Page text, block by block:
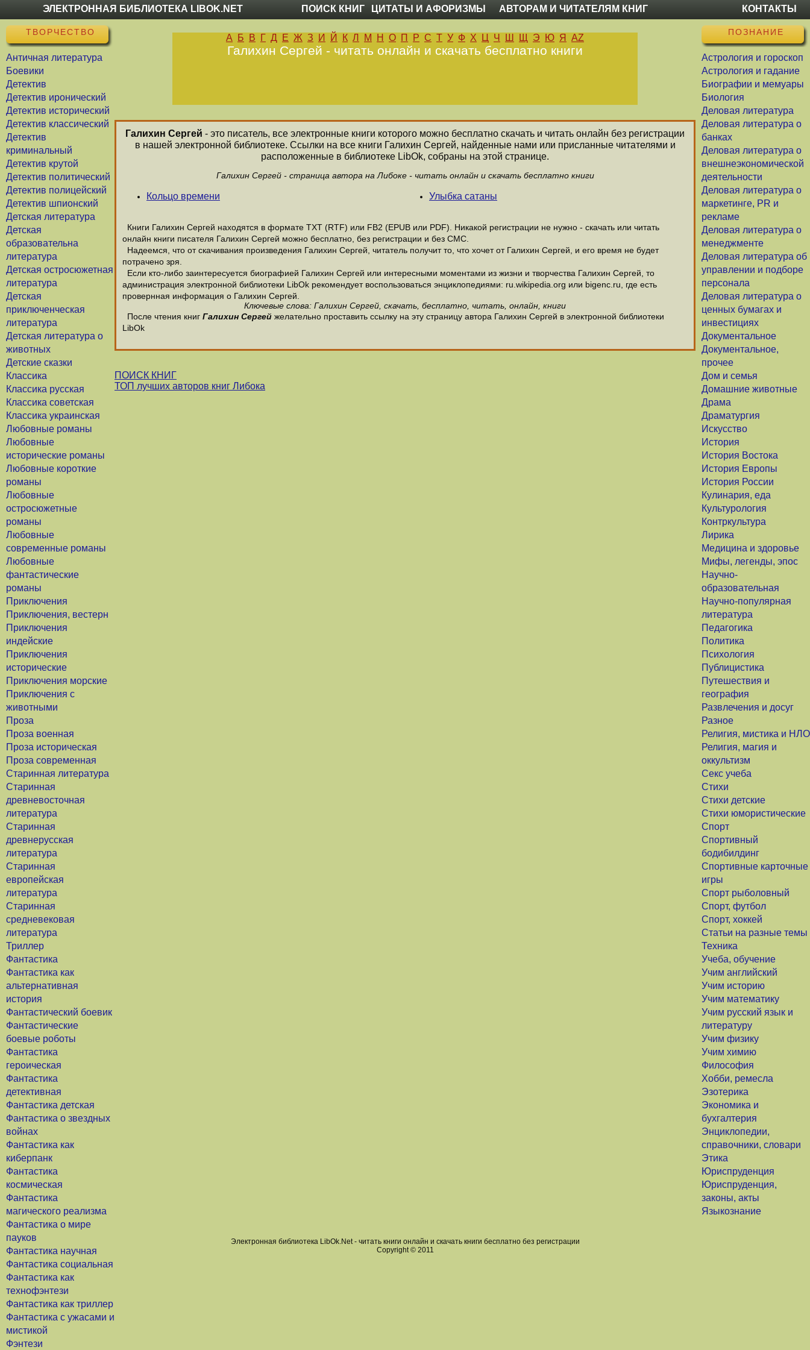
ЭЛЕКТРОННАЯ БИБЛИОТЕКА LIBOK.NET ПОИСК КНИГ ЦИТАТЫ И АФОРИЗМЫ АВТОРАМ И ЧИТАТЕЛЯМ КНИГ КОНТАКТЫ
ТВОРЧЕСТВО
Античная литература
Боевики
Детектив
Детектив иронический
Детектив исторический
Детектив классический
Детектив
криминальный
Детектив крутой
Детектив политический
Детектив полицейский
Детектив шпионский
Детская литература
Детская
образовательна
литература
Детская остросюжетная
литература
Детская
приключенческая
литература
Детская литература о
животных
Детские сказки
Классика
Классика русская
Классика советская
Классика украинская
Любовные романы
Любовные
исторические романы
Любовные короткие
романы
Любовные
остросюжетные
романы
Любовные
современные романы
Любовные
фантастические
романы
Приключения
Приключения, вестерн
Приключения
индейские
Приключения
исторические
Приключения морские
Приключения с
животными
Проза
Проза военная
Проза историческая
Проза современная
Старинная литература
Старинная
древневосточная
литература
Старинная
древнерусская
литература
Старинная
европейская
литература
Старинная
средневековая
литература
Триллер
Фантастика
Фантастика как
альтернативная
история
Фантастический боевик
Фантастические
боевые роботы
Фантастика
героическая
Фантастика
детективная
Фантастика детская
Фантастика о звездных
войнах
Фантастика как
киберпанк
Фантастика
космическая
Фантастика
магического реализма
Фантастика о мире
пауков
Фантастика научная
Фантастика социальная
Фантастика как
технофэнтези
Фантастика как триллер
Фантастика с ужасами и
мистикой
Фэнтези
ПОЗНАНИЕ
Астрология и гороскоп
Астрология и гадание
Биографии и мемуары
Биология
Деловая литература
Деловая литература о
банках
Деловая литература о
внешнеэкономической
деятельности
Деловая литература о
маркетинге, PR и
рекламе
Деловая литература о
менеджменте
Деловая литература об
управлении и подборе
персонала
Деловая литература о
ценных бумагах и
инвестициях
Документальное
Документальное,
прочее
Дом и семья
Домашние животные
Драма
Драматургия
Искусство
История
История Востока
История Европы
История России
Кулинария, еда
Культурология
Контркультура
Лирика
Медицина и здоровье
Мифы, легенды, эпос
Научно-
образовательная
Научно-популярная
литература
Педагогика
Политика
Психология
Публицистика
Путешествия и
география
Развлечения и досуг
Разное
Религия, мистика и НЛО
Религия, магия и
оккультизм
Секс учеба
Стихи
Стихи детские
Стихи юмористические
Спорт
Спортивный
бодибилдинг
Спортивные карточные
игры
Спорт рыболовный
Спорт, футбол
Спорт, хоккей
Статьи на разные темы
Техника
Учеба, обучение
Учим английский
Учим историю
Учим математику
Учим русский язык и
литературу
Учим физику
Учим химию
Философия
Хобби, ремесла
Эзотерика
Экономика и
бухгалтерия
Энциклопедии,
справочники, словари
Этика
Юриспруденция
Юриспруденция,
законы, акты
Языкознание
А Б В Г Д Е Ж З И Й К Л М Н О П Р С Т У Ф Х Ц Ч Ш Щ Э Ю Я AZ
Галихин Сергей - читать онлайн и скачать бесплатно книги
Галихин Сергей - это писатель, все электронные книги которого можно бесплатно скачать и читать онлайн без регистрации
в нашей электронной библиотеке. Ссылки на все книги Галихин Сергей, найденные нами или присланные читателями и
расположенные в библиотеке LibOk, собраны на этой странице.
Галихин Сергей - страница автора на Либоке - читать онлайн и скачать бесплатно книги
Кольцо времени Улыбка сатаны
Книги Галихин Сергей находятся в формате ТХТ (RTF) или FB2 (EPUB или PDF). Никакой регистрации не нужно - скачать или читать
онлайн книги писателя Галихин Сергей можно бесплатно, без регистрации и без СМС.
Надеемся, что от скачивания произведения Галихин Сергей, читатель получит то, что хочет от Галихин Сергей, и его время не будет
потрачено зря.
Если кто-либо заинтересуется биографией Галихин Сергей или интересными моментами из жизни и творчества Галихин Сергей, то
администрация электронной библиотеки LibOk рекомендует воспользоваться энциклопедиями: ru.wikipedia.org или bigenc.ru, где есть
провернная информация о Галихин Сергей.
Ключевые слова: Галихин Сергей, скачать, бесплатно, читать, онлайн, книги
После чтения книг Галихин Сергей желательно проставить ссылку на эту страницу автора Галихин Сергей в электронной библиотеки
LibOk
ПОИСК КНИГ
ТОП лучших авторов книг Либока
Электронная библиотека LibOk.Net - читать книги онлайн и скачать книги бесплатно без регистрации
Copyright © 2011